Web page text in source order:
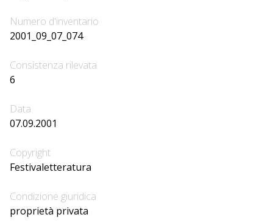
Numero d'inventario
2001_09_07_074
Consistenza rilevata
6
Data
07.09.2001
Copyright
Festivaletteratura
Condizione giuridica
proprietà privata